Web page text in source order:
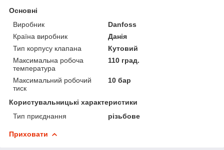
Основні
Виробник
Danfoss
Країна виробник
Данія
Тип корпусу клапана
Кутовий
Максимальна робоча
температура
110 град.
Максимальний робочий
тиск
10 бар
Користувальницькі характеристики
Тип приєднання
різьбове
Приховати